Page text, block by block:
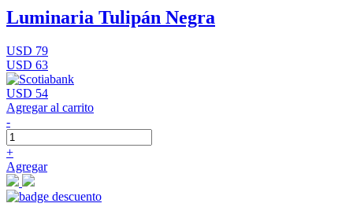
Luminaria Tulipán Negra
USD 79
USD 63
USD 54
Agregar al carrito
-
+
Agregar